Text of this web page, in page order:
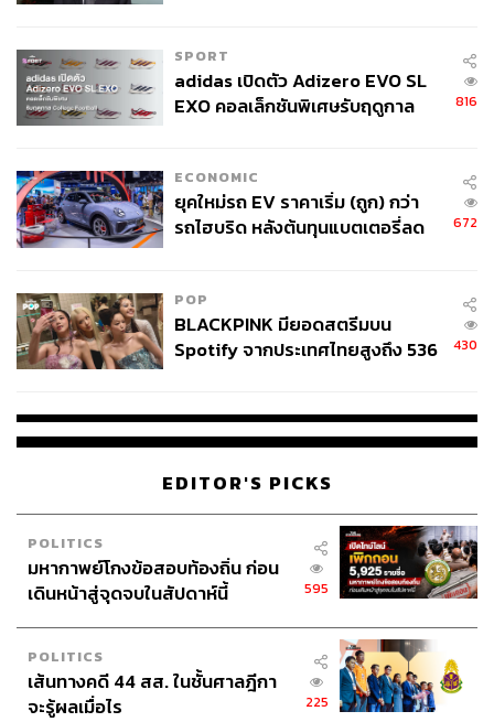
SPORT
adidas เปิดตัว Adizero EVO SL
EXO คอลเล็กชันพิเศษรับฤดูกาล
816
ECONOMIC
ยุคใหม่รถ EV ราคาเริ่ม (ถูก) กว่า
รถไฮบริด หลังต้นทุนแบตเตอรี่ลด
672
POP
BLACKPINK มียอดสตรีมบน
Spotify จากประเทศไทยสูงถึง 536
430
EDITOR'S PICKS
POLITICS
มหากาพย์โกงข้อสอบท้องถิ่น ก่อน
เดินหน้าสู่จุดจบในสัปดาห์นี้
595
POLITICS
เส้นทางคดี 44 สส. ในชั้นศาลฎีกา
จะรู้ผลเมื่อไร
225